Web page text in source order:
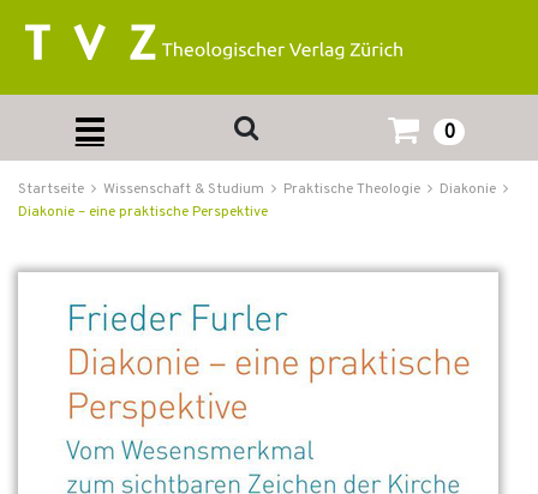
0
Startseite Wissenschaft & Studium Praktische Theologie
Diakonie
Diakonie – eine praktische Perspektive